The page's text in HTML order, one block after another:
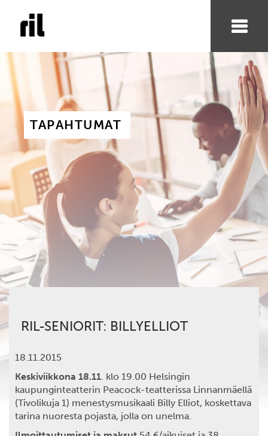
TAPAHTUMAT
RIL-SENIORIT: BILLYELLIOT
18.11.2015
Keskiviikkona 18.11. klo 19.00 Helsingin
kaupunginteatterin Peacock-teatterissa Linnanmäellä
(Tivolikuja 1) menestysmusikaali Billy Elliot, koskettava
tarina nuoresta pojasta, jolla on unelma.